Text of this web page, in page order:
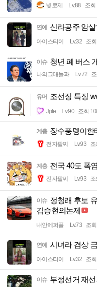
빛로제 Lv.88 조회
연예 신라공주 암
아이스티이 Lv.32 조
이슈 청년 폐 버스
나의그대들과 Lv.72
유머 조선징 특징
Jple Lv.90 조회
계층 장수풍뎅이한
전자팔찌 Lv.93 조
계층 전국 40도 폭
전자팔찌 Lv.93 조
이슈 정청래 후보
김승현의논제
내안에퍼플 Lv.73 조
연예 시녀라 겸상
아이스티이 Lv.32 조
이슈 부정선거 재